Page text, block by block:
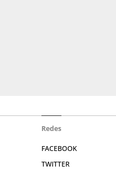
Redes
FACEBOOK
TWITTER